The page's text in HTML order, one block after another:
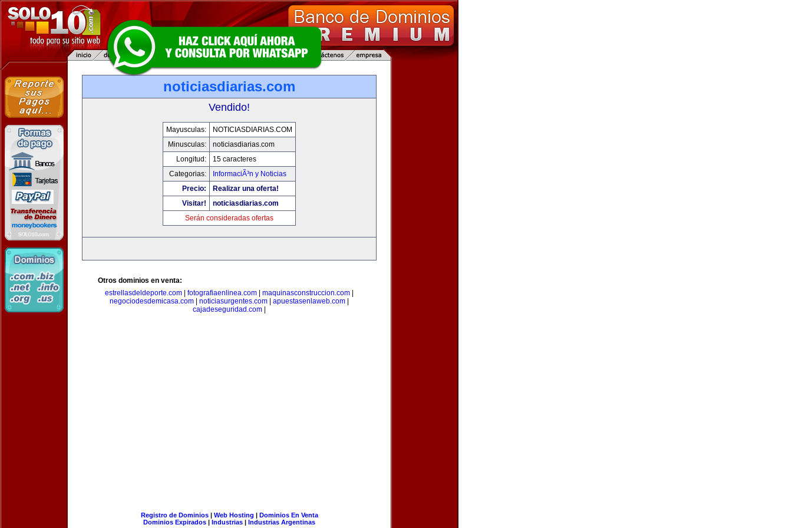
noticiasdiarias.com
Vendido!
Mayusculas:
NOTICIASDIARIAS.COM
Minusculas:
noticiasdiarias.com
Longitud:
15 caracteres
Categorias:
InformaciÃ³n y Noticias
Precio:
Realizar una oferta!
Visitar!
noticiasdiarias.com
Serán consideradas ofertas
Otros dominios en venta:
estrellasdeldeporte.com
fotografiaenlinea.com maquinasconstruccion.com
negociodesdemicasa.com
noticiasurgentes.com apuestasenlaweb.com
cajadeseguridad.com
Registro de Dominios| Web Hosting | Dominios En Venta
Dominios Expirados | Industrias | Industrias Argentinas